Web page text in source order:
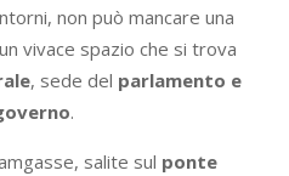
non può mancare una
vivace spazio che si trova
, sede del parlamento e
.
salite sul ponte